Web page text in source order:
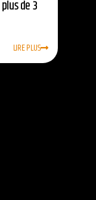
de 3
LIRE PLUS